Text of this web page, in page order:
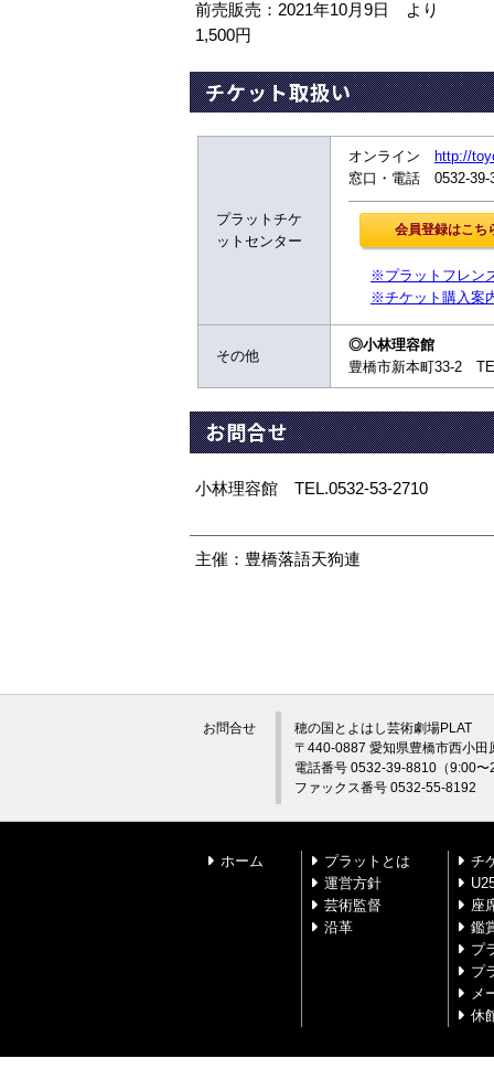
前売販売：2021年10月9日 より
1,500円
チケット取扱い
プラットチケ
ットセンター
オンライン
http://
窓口・電話 0532-39-
※プラットフレン
※チケット購入案
その他
◎小林理容館
豊橋市新本町33-2
お問合せ
小林理容館 TEL.0532-53-2710
主催：豊橋落語天狗連
お問合せ
穂の国とよはし芸術劇場PLAT
〒440-0887 愛知県豊橋市西小田
電話番号 0532-39-8810（9:00
ファックス番号 0532-55-8192
ホーム
プラットとは
運営方針
芸術監督
沿革
チ
座
鑑
プ
プ
メ
休